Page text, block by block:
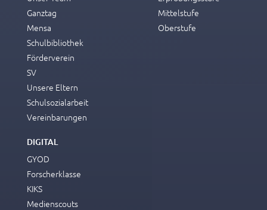
Ganztag
Mensa
Schulbibliothek
Förderverein
SV
Unsere Eltern
Schulsozialarbeit
Vereinbarungen
Mittelstufe
Oberstufe
DIGITAL
GYOD
Forscherklasse
KIKS
Medienscouts